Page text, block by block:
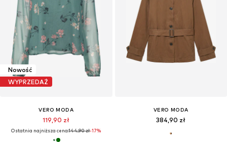
Nowość
WYPRZEDAŻ
VERO MODA
119,90 zł
Ostatnia najniższa cena:144,90 zł-17%
VERO MODA
384,90 zł